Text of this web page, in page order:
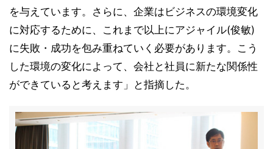
を与えています。さらに、企業はビジネスの環境変化
に対応するために、これまで以上にアジャイル(俊敏)
に失敗・成功を包み重ねていく必要があります。こう
した環境の変化によって、会社と社員に新たな関係性
ができていると考えます」と指摘した。